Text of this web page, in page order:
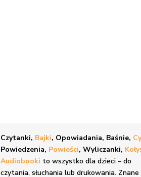
Czytanki, Bajki, Opowiadania, Baśnie,
Powiedzenia, Powieści, Wyliczanki,
Audiobooki to wszystko dla dzieci – do
czytania, słuchania lub drukowania. Znane